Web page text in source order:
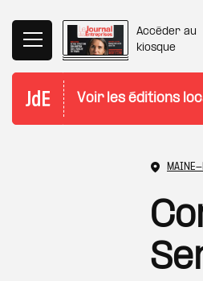
Accéder au
kiosque
Voir les éditions